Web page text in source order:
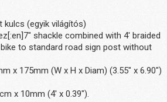
kulcs (egyik világítós)
shackle combined with 4′ braided
to standard road sign post without
x 175mm (W x H x Diam) (3.55″ x 6.90″)
x 10mm (4′ x 0.39″).